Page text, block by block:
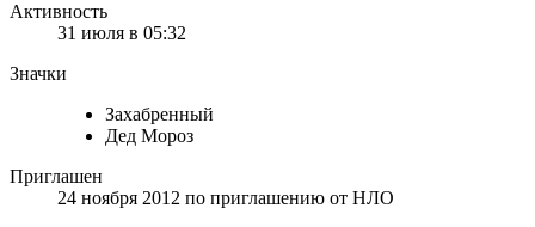
Активность
31 июля в 05:32
Значки
Захабренный
Дед Мороз
Приглашен
24 ноября 2012 по приглашению от НЛО